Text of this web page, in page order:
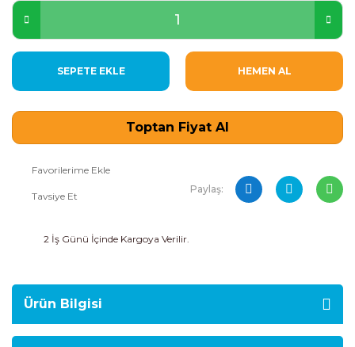
SEPETE EKLE HEMEN AL
Toptan Fiyat Al
Tavsiye Et
Paylaş:
2 İş Günü İçinde Kargoya Verilir.
Ürün Bilgisi